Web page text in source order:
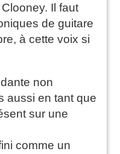
Il faut
de guitare
à cette voix si
non
aussi en tant que
sur une
comme un